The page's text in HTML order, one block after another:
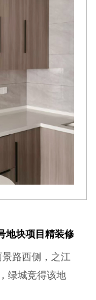
地块项目精装修
路西侧，之江
绿城竞得该地